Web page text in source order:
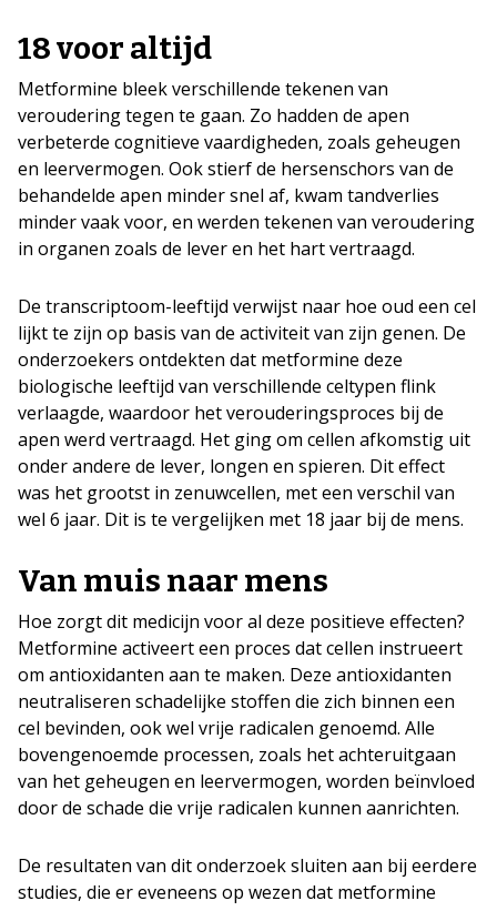
18 voor altijd
Metformine bleek verschillende tekenen van
veroudering tegen te gaan. Zo hadden de apen
verbeterde cognitieve vaardigheden, zoals geheugen
en leervermogen. Ook stierf de hersenschors van de
behandelde apen minder snel af, kwam tandverlies
minder vaak voor, en werden tekenen van veroudering
in organen zoals de lever en het hart vertraagd.
De transcriptoom-leeftijd verwijst naar hoe oud een cel
lijkt te zijn op basis van de activiteit van zijn genen. De
onderzoekers ontdekten dat metformine deze
biologische leeftijd van verschillende celtypen flink
verlaagde, waardoor het verouderingsproces bij de
apen werd vertraagd. Het ging om cellen afkomstig uit
onder andere de lever, longen en spieren. Dit effect
was het grootst in zenuwcellen, met een verschil van
wel 6 jaar. Dit is te vergelijken met 18 jaar bij de mens.
Van muis naar mens
Hoe zorgt dit medicijn voor al deze positieve effecten?
Metformine activeert een proces dat cellen instrueert
om antioxidanten aan te maken. Deze antioxidanten
neutraliseren schadelijke stoffen die zich binnen een
cel bevinden, ook wel vrije radicalen genoemd. Alle
bovengenoemde processen, zoals het achteruitgaan
van het geheugen en leervermogen, worden beïnvloed
door de schade die vrije radicalen kunnen aanrichten.
De resultaten van dit onderzoek sluiten aan bij eerdere
studies, die er eveneens op wezen dat metformine